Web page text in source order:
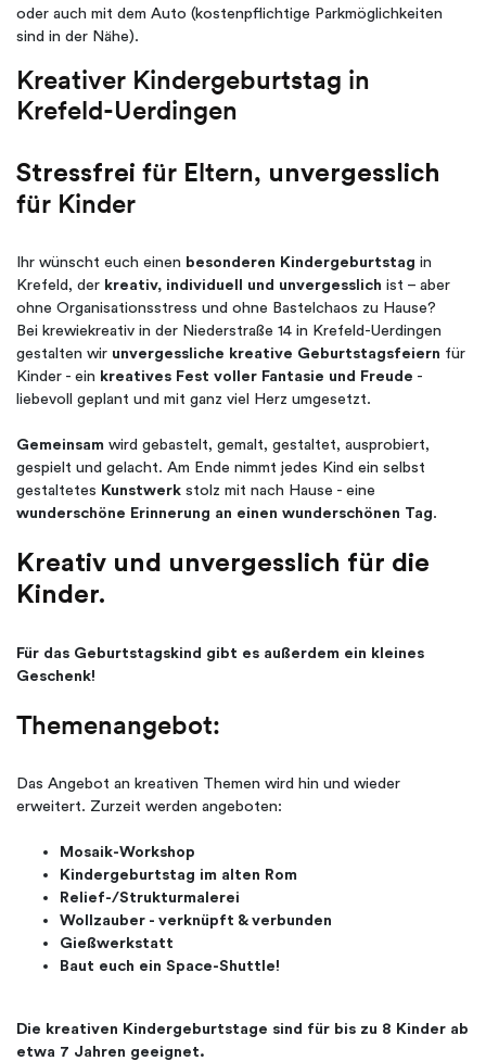
oder auch mit dem Auto (kostenpflichtige Parkmöglichkeiten
sind in der Nähe).
Kreativer Kindergeburtstag in
Krefeld-Uerdingen
Stressfrei für Eltern, unvergesslich
für Kinder
Ihr wünscht euch einen besonderen Kindergeburtstag in
Krefeld, der kreativ, individuell und unvergesslich ist – aber
ohne Organisationsstress und ohne Bastelchaos zu Hause?
Bei krewiekreativ in der Niederstraße 14 in Krefeld-Uerdingen
gestalten wir unvergessliche kreative Geburtstagsfeiern für
Kinder - ein kreatives Fest voller Fantasie und Freude -
liebevoll geplant und mit ganz viel Herz umgesetzt.
Gemeinsam wird gebastelt, gemalt, gestaltet, ausprobiert,
gespielt und gelacht. Am Ende nimmt jedes Kind ein selbst
gestaltetes Kunstwerk stolz mit nach Hause - eine
wunderschöne Erinnerung an einen wunderschönen Tag.
Kreativ und unvergesslich für die
Kinder.
Für das Geburtstagskind gibt es außerdem ein kleines
Geschenk!
Themenangebot:
Das Angebot an kreativen Themen wird hin und wieder
erweitert. Zurzeit werden angeboten:
Mosaik-Workshop
Kindergeburtstag im alten Rom
Relief-/Strukturmalerei
Wollzauber - verknüpft & verbunden
Gießwerkstatt
Baut euch ein Space-Shuttle!
Die kreativen Kindergeburtstage sind für bis zu 8 Kinder ab
etwa 7 Jahren geeignet.